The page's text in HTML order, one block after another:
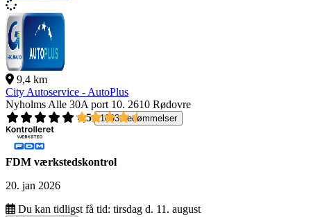
9,4 km
City Autoservice - AutoPlus
Nyholms Alle 30A port 10. 2610 Rødovre
4,5
1093 bedømmelser
FDM værkstedskontrol
20. jan 2026
Du kan tidligst få tid: tirsdag d. 11. august